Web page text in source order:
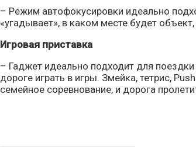
– Режим автофокусировки идеально
«угадывает», в каком месте будет
Игровая приставка
– Гаджет идеально подходит для
дороге играть в игры. Змейка, тетрис,
семейное соревнование, и дорога